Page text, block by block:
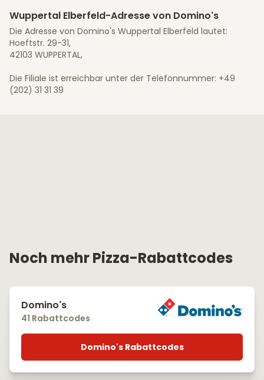
Wuppertal Elberfeld-Adresse von Domino's
Die Adresse von Domino's Wuppertal Elberfeld lautet:
Hoeftstr. 29-31,
42103 WUPPERTAL,
Die Filiale ist erreichbar unter der Telefonnummer: +49
(202) 31 31 39
Noch mehr Pizza-Rabattcodes
Domino's
41 Rabattcodes
Domino's Rabattcodes